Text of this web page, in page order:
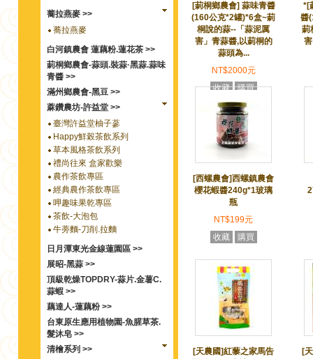
蕎拉燕麥 >>
蕎拉燕麥
白河鎮農會 蓮藕粉.蓮花茶 >>
莿桐鄉農會-蒜頭.裝蒜·黑蒜.蒜味
青醬 >>
滿州鄉農會-黑豆 >>
蔴鑽農坊-許益堂 >>
臺灣許益堂柚子蔘
Happy鮮榖茶飲系列
草本風格茶飲系列
禮尚往來 盒家歡樂
農作茶飲專區
經典農作茶飲專區
呷趣味果乾專區
茶飲-大泡包
牛蒡麵-刀削.拉麵
日月潭東光金線蓮園區 >>
展昭-黑蒜 >>
頂級乾燥TOPDRY-蒜片.金薯C.
蒜蝦 >>
藕達人-蓮藕粉 >>
台東原生應用植物園-魚腥草茶.
髮沐皂 >>
清檜系列 >>
[莿桐鄉農會] 蒜味青醬
(160公克*2罐)*6盒~莿
桐說的蒜--「蒜泥厲
害」青蒜醬,以莿桐的
蒜頭為...
NT$2000元
收藏
購買
*[
醬
莿
[西螺農會]西螺鎮農會
櫻花蝦醬240g*1玻璃
瓶
NT$199元
收藏
購買
[天農國]紅藜之家馬告
[